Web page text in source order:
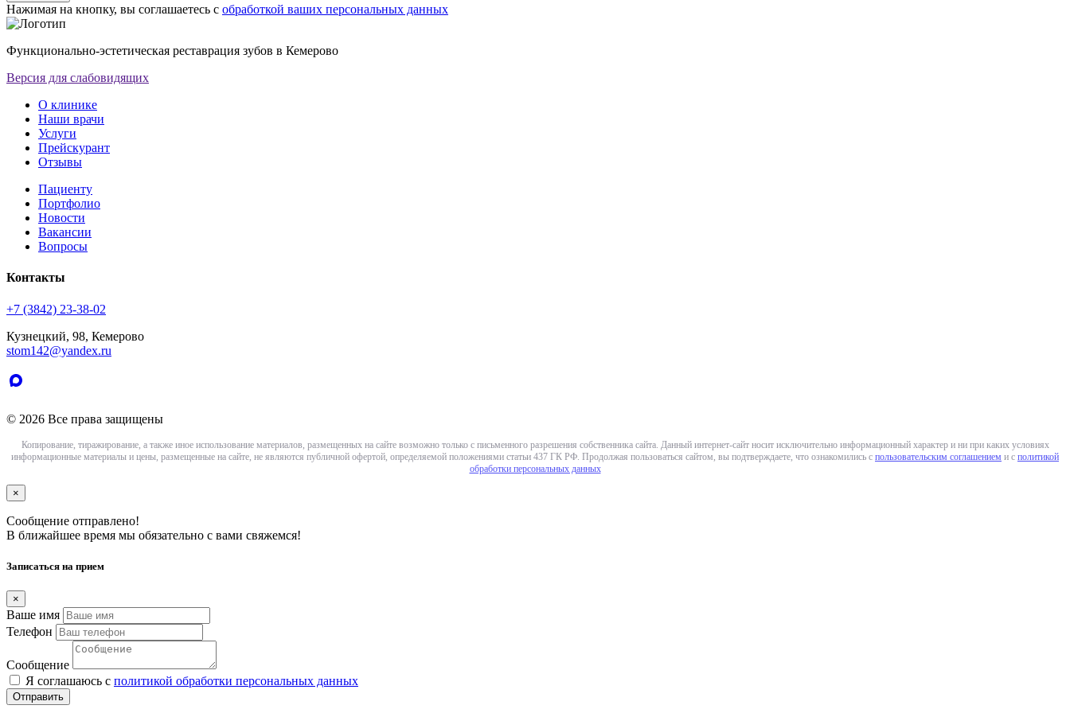
Нажимая на кнопку, вы соглашаетесь с обработкой ваших персональных данных
Функционально-эстетическая реставрация зубов в Кемерово
Версия для слабовидящих
О клинике
Наши врачи
Услуги
Прейскурант
Отзывы
Пациенту
Портфолио
Новости
Вакансии
Вопросы
Контакты
+7 (3842) 23-38-02
Кузнецкий, 98, Кемерово
stom142@yandex.ru
© 2026 Все права защищены
Копирование, тиражирование, а также иное использование материалов, размещенных на сайте возможно только с письменного разрешения собственника сайта. Данный интернет-сайт носит исключительно информационный характер и ни при каких условиях
информационные материалы и цены, размещенные на сайте, не являются публичной офертой, определяемой положениями статьи 437 ГК РФ. Продолжая пользоваться сайтом, вы подтверждаете, что ознакомились с пользовательским соглашением и с политикой
обработки персональных данных
×
Сообщение отправлено!
В ближайшее время мы обязательно с вами свяжемся!
Записаться на прием
×
Ваше имя
Телефон
Сообщение
Я соглашаюсь с политикой обработки персональных данных
Отправить